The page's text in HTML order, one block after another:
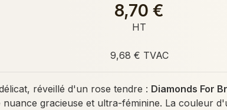
8,70 €
HT
9,68 € TVAC
réveillé d'un rose tendre : Diamonds For
nuance gracieuse et ultra-féminine. La couleur